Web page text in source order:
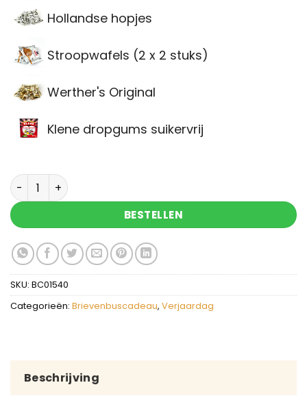
Hollandse hopjes
Stroopwafels (2 x 2 stuks)
Werther's Original
Klene dropgums suikervrij
Brievenbuscadeau 60 jaar aantal
BESTELLEN
SKU: BC01540
Categorieën: Brievenbuscadeau, Verjaardag
Beschrijving